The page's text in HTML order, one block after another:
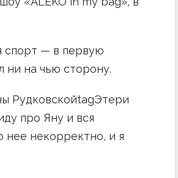
спорт — в первую
ни на чью сторону.
РудковскойtagЭтери
про Яну и вся
нее некорректно, и я